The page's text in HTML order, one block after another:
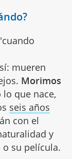
mueren
Morimos
lo que nace,
seis años
con el
y
su película.